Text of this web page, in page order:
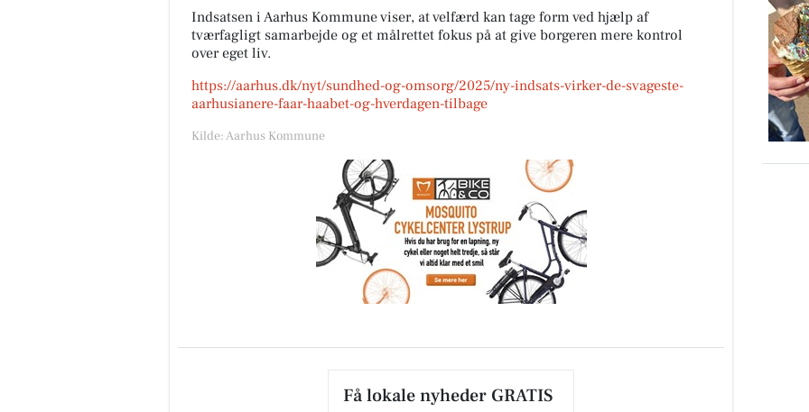
Indsatsen i Aarhus Kommune viser, at velfærd kan tage form ved hjælp af
tværfagligt samarbejde og et målrettet fokus på at give borgeren mere kontrol
over eget liv.
https://aarhus.dk/nyt/sundhed-og-omsorg/2025/ny-indsats-virker-de-svageste-
aarhusianere-faar-haabet-og-hverdagen-tilbage
Kilde: Aarhus Kommune
Få lokale nyheder GRATIS